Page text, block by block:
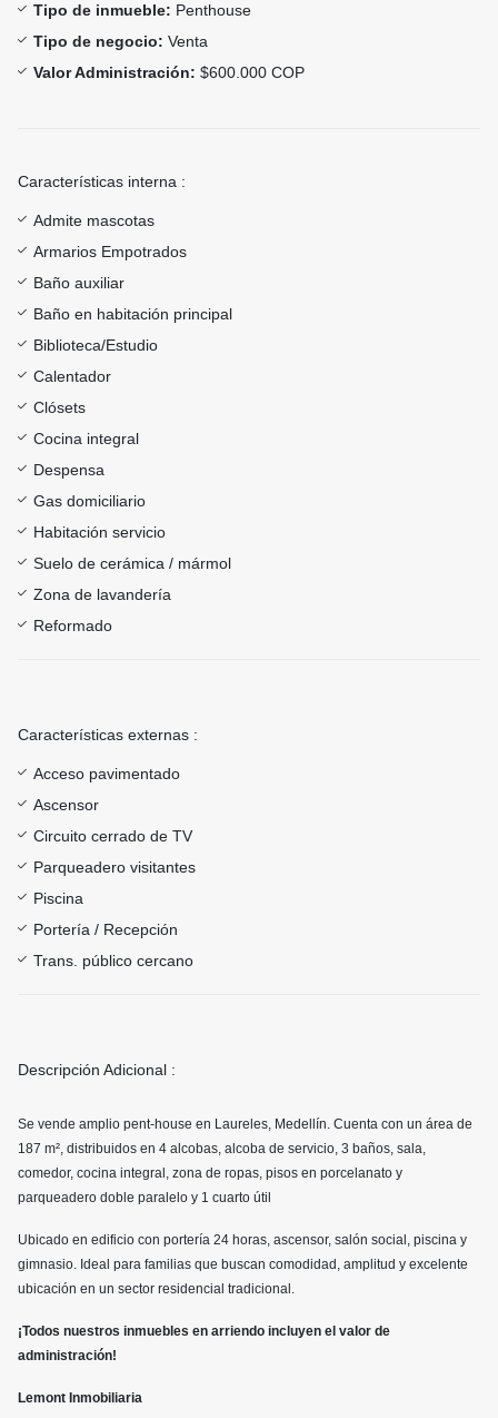
Tipo de inmueble: Penthouse
Tipo de negocio: Venta
Valor Administración: $600.000 COP
Características interna :
Admite mascotas
Armarios Empotrados
Baño auxiliar
Baño en habitación principal
Biblioteca/Estudio
Calentador
Clósets
Cocina integral
Despensa
Gas domiciliario
Habitación servicio
Suelo de cerámica / mármol
Zona de lavandería
Reformado
Características externas :
Acceso pavimentado
Ascensor
Circuito cerrado de TV
Parqueadero visitantes
Piscina
Portería / Recepción
Trans. público cercano
Descripción Adicional :
Se vende amplio pent-house en Laureles, Medellín. Cuenta con un área de
187 m², distribuidos en 4 alcobas, alcoba de servicio, 3 baños, sala,
comedor, cocina integral, zona de ropas, pisos en porcelanato y
parqueadero doble paralelo y 1 cuarto útil
Ubicado en edificio con portería 24 horas, ascensor, salón social, piscina y
gimnasio. Ideal para familias que buscan comodidad, amplitud y excelente
ubicación en un sector residencial tradicional.
¡Todos nuestros inmuebles en arriendo incluyen el valor de
administración!
Lemont Inmobiliaria